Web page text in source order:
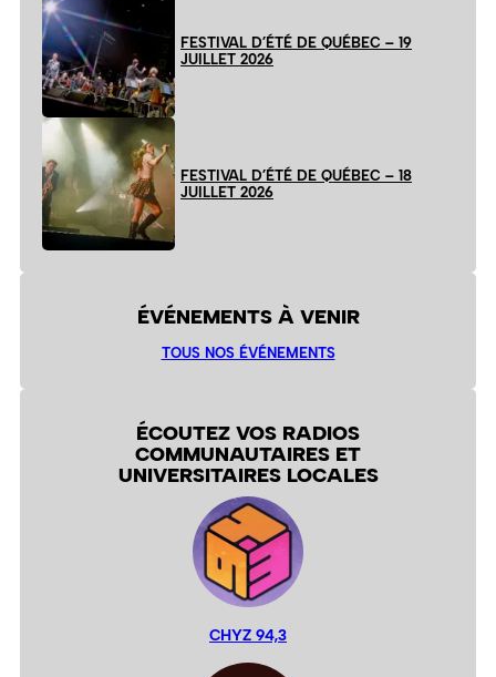
FESTIVAL D’ÉTÉ DE QUÉBEC – 19
JUILLET 2026
FESTIVAL D’ÉTÉ DE QUÉBEC – 18
JUILLET 2026
ÉVÉNEMENTS À VENIR
TOUS NOS ÉVÉNEMENTS
ÉCOUTEZ VOS RADIOS
COMMUNAUTAIRES ET
UNIVERSITAIRES LOCALES
CHYZ 94,3